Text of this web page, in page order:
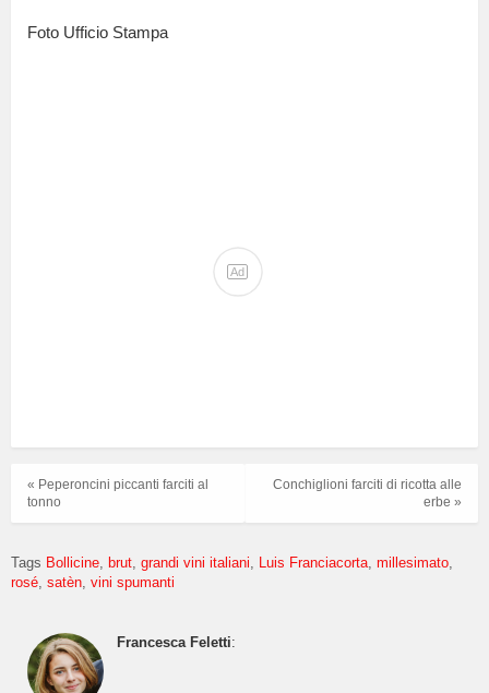
Foto Ufficio Stampa
Ad
Conchiglioni farciti di ricotta alle
erbe »
« Peperoncini piccanti farciti al
tonno
Tags Bollicine brut grandi vini italiani Luis Franciacorta millesimato
rosé satèn vini spumanti
Francesca Feletti: